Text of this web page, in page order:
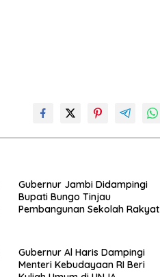
Gubernur Jambi Didampingi
Bupati Bungo Tinjau
Pembangunan Sekolah Rakyat
Gubernur Al Haris Dampingi
Menteri Kebudayaan RI Beri